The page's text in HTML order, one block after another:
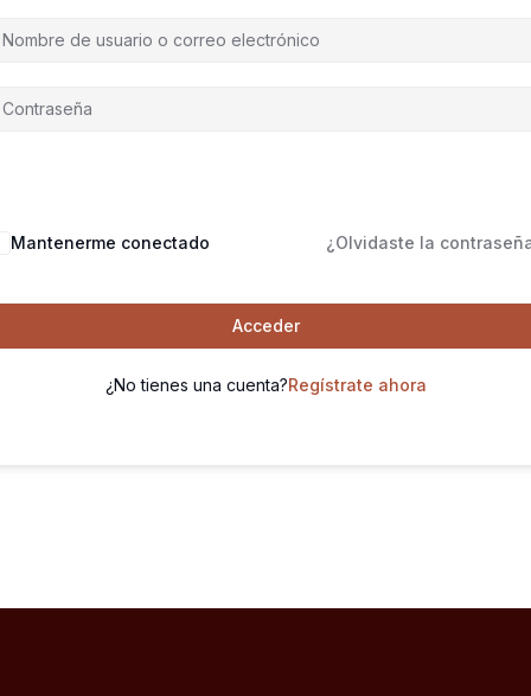
Mantenerme conectado ¿Olvidaste la
Acceder
¿No tienes una cuenta?Regístrate ahora